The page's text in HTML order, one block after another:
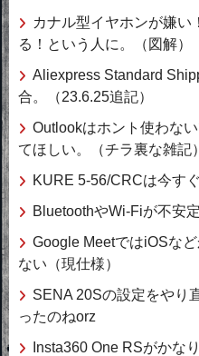
カナル型イヤホンが嫌
る！という人に。（図解）
Aliexpress Standard
合。（23.6.25追記）
Outlookはホント使わな
てほしい。（チラ裏な雑記）
KURE 5-56/CRCは今す
BluetoothやWi-Fiが不安
Google MeetではiOSな
ない（現仕様）
SENA 20Sの設定をや
ったのねorz
Insta360 One RSがかな